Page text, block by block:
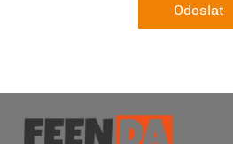
Odeslat